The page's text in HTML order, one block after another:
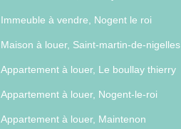
Immeuble à vendre, Nogent le roi
Maison à louer, Saint-martin-de-nigelles
Appartement à louer, Le boullay thierry
Appartement à louer, Nogent-le-roi
Appartement à louer, Maintenon